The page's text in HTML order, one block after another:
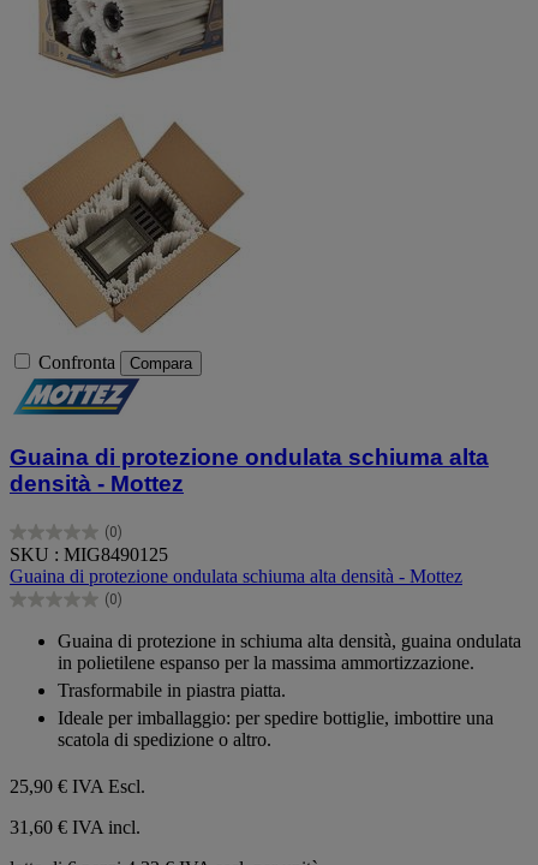
Confronta Compara
Guaina di protezione ondulata schiuma alta
densità - Mottez
(0)
0.0
su
5
stelle.
SKU : MIG8490125
Guaina di protezione ondulata schiuma alta densità - Mottez
(0)
0.0
Guaina di protezione in schiuma alta densità, guaina ondulata
in polietilene espanso per la massima ammortizzazione.
Trasformabile in piastra piatta.
Ideale per imballaggio: per spedire bottiglie, imbottire una
scatola di spedizione o altro.
25,90 € IVA Escl.
31,60 € IVA incl.